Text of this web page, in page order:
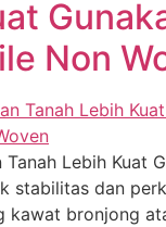
Non
Tanah Lebih Kuat
stabilitas dan
kawat bronjong